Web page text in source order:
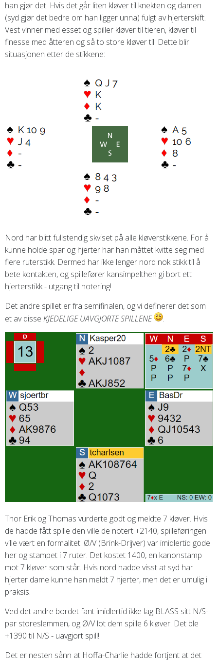
han gjør det. Hvis det går liten kløver til knekten og damen
(syd gjør det bedre om han ligger unna) fulgt av hjerterskift.
Vest vinner med esset og spiller kløver til tieren, kløver til
finesse med åtteren og så to store kløver til. Dette blir
situasjonen etter de stikkene:
Nord har blitt fullstendig skviset på alle kløverstikkene. For å
kunne holde spar og hjerter har han måttet kvitte seg med
flere ruterstikk. Dermed har ikke lenger nord nok stikk til å
bete kontakten, og spillefører kansimpelthen gi bort ett
hjerterstikk - utgang til notering!
Det andre spillet er fra semifinalen, og vi definerer det som
et av disse KJEDELIGE UAVGJORTE SPILLENE .
Thor Erik og Thomas vurderte godt og meldte 7 kløver. Hvis
de hadde fått spille den ville de notert +2140, spilleføringen
ville vært en formalitet. Ø/V (Brink-Drijver) var imidlertid gode
her og stampet i 7 ruter. Det kostet 1400, en kanonstamp
mot 7 kløver som står. Hvis nord hadde visst at syd har
hjerter dame kunne han meldt 7 hjerter, men det er umulig i
praksis.
Ved det andre bordet fant imidlertid ikke lag BLASS sitt N/S-
par storeslemmen, og Ø/V lot dem spille 6 kløver. Det ble
+1390 til N/S - uavgjort spill!
Det er nesten sånn at Hoffa-Charlie hadde fortjent at det